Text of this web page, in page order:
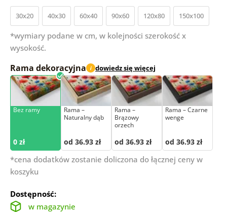
30x20 40x30 60x40 90x60 120x80 150x100
*wymiary podane w cm, w kolejności szerokość x
wysokość.
Rama dekoracyjna i dowiedz się więcej
Bez ramy
0 zł
Rama –
Naturalny dąb
od 36.93 zł
Rama –
Brązowy
orzech
od 36.93 zł
Rama – Czarne
wenge
od 36.93 zł
*cena dodatków zostanie doliczona do łącznej ceny w
koszyku
Dostępność:
w magazynie